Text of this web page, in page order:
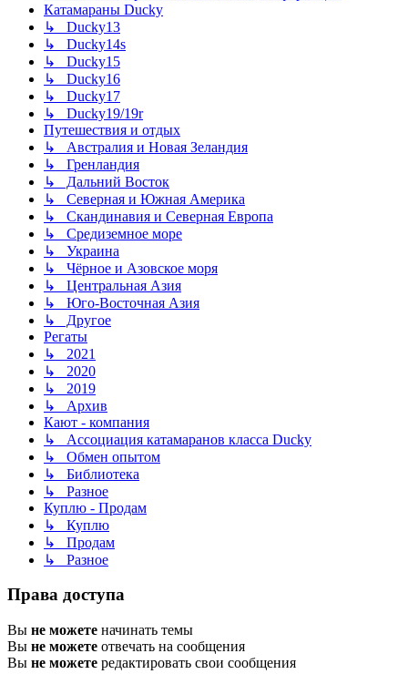
Катамараны Ducky
↳ Ducky13
↳ Ducky14s
↳ Ducky15
↳ Ducky16
↳ Ducky17
↳ Ducky19/19r
Путешествия и отдых
↳ Австралия и Новая Зеландия
↳ Гренландия
↳ Дальний Восток
↳ Северная и Южная Америка
↳ Скандинавия и Северная Европа
↳ Средиземное море
↳ Украина
↳ Чёрное и Азовское моря
↳ Центральная Азия
↳ Юго-Восточная Азия
↳ Другое
Регаты
↳ 2021
↳ 2020
↳ 2019
↳ Архив
Кают - компания
↳ Ассоциация катамаранов класса Ducky
↳ Обмен опытом
↳ Библиотека
↳ Разное
Куплю - Продам
↳ Куплю
↳ Продам
↳ Разное
Права доступа
Вы не можете начинать темы
Вы не можете отвечать на сообщения
Вы не можете редактировать свои сообщения